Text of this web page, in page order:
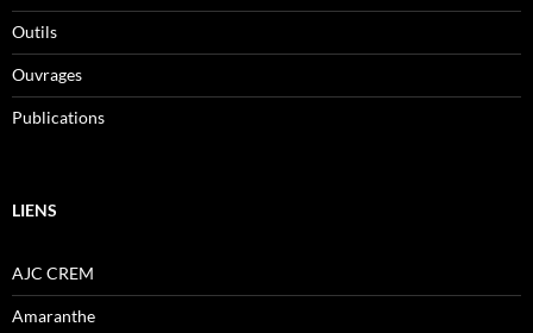
Outils
Ouvrages
Publications
LIENS
AJC CREM
Amaranthe